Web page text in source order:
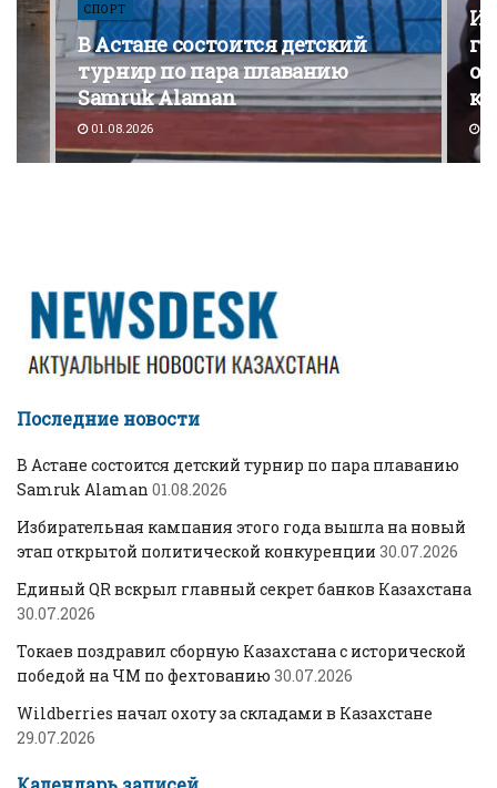
СПОРТ
В Астане состоится детский
турнир по пара плаванию
Samruk Alaman
01.08.2026
Последние новости
В Астане состоится детский турнир по пара плаванию
Samruk Alaman 01.08.2026
Избирательная кампания этого года вышла на новый
этап открытой политической конкуренции 30.07.2026
Единый QR вскрыл главный секрет банков Казахстана
30.07.2026
Токаев поздравил сборную Казахстана с исторической
победой на ЧМ по фехтованию 30.07.2026
Wildberries начал охоту за складами в Казахстане
29.07.2026